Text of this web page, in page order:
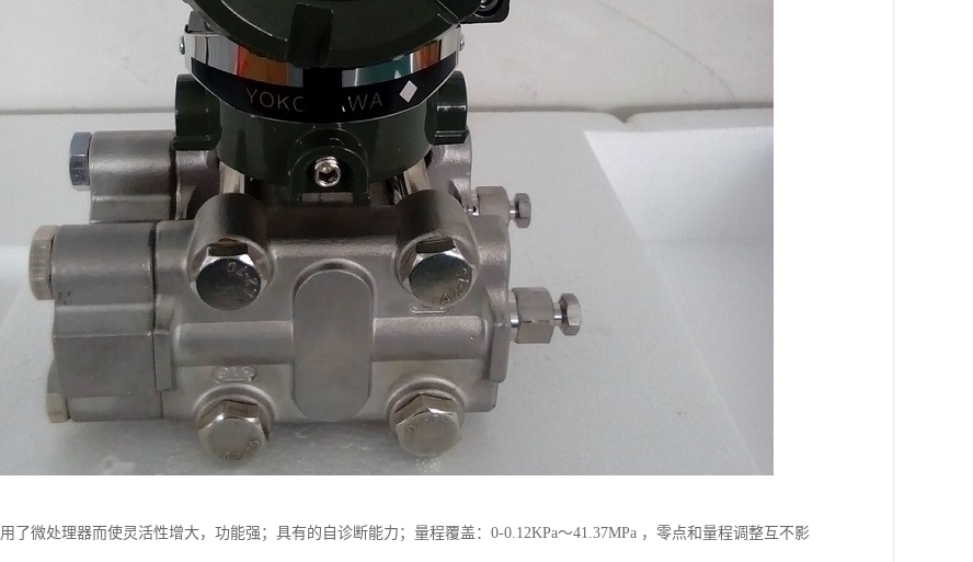
了微处理器而使灵活性增大，功能强；具有的自诊断能力；量程覆盖：0-0.12KPa～41.37MPa ，零点和量程调整互不影